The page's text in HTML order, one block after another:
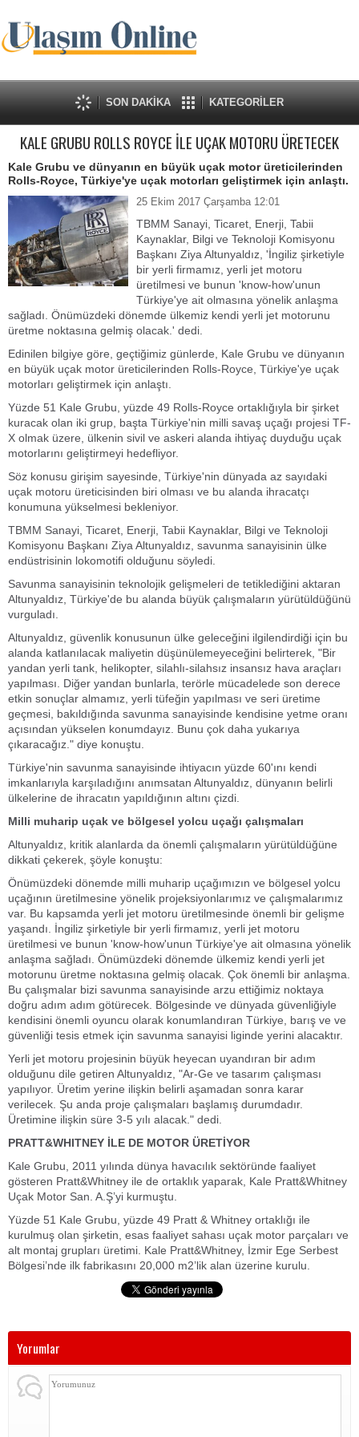
SON DAKİKA KATEGORİLER
KALE GRUBU ROLLS ROYCE İLE UÇAK MOTORU ÜRETECEK
Kale Grubu ve dünyanın en büyük uçak motor üreticilerinden
Rolls-Royce, Türkiye'ye uçak motorları geliştirmek için anlaştı.
25 Ekim 2017 Çarşamba 12:01
TBMM Sanayi, Ticaret, Enerji, Tabii
Kaynaklar, Bilgi ve Teknoloji Komisyonu
Başkanı Ziya Altunyaldız, 'İngiliz şirketiyle
bir yerli firmamız, yerli jet motoru
üretilmesi ve bunun 'know-how'unun
Türkiye'ye ait olmasına yönelik anlaşma
sağladı. Önümüzdeki dönemde ülkemiz kendi yerli jet motorunu
üretme noktasına gelmiş olacak.' dedi.
Edinilen bilgiye göre, geçtiğimiz günlerde, Kale Grubu ve dünyanın
en büyük uçak motor üreticilerinden Rolls-Royce, Türkiye'ye uçak
motorları geliştirmek için anlaştı.
Yüzde 51 Kale Grubu, yüzde 49 Rolls-Royce ortaklığıyla bir şirket
kuracak olan iki grup, başta Türkiye'nin milli savaş uçağı projesi TF-
X olmak üzere, ülkenin sivil ve askeri alanda ihtiyaç duyduğu uçak
motorlarını geliştirmeyi hedefliyor.
Söz konusu girişim sayesinde, Türkiye'nin dünyada az sayıdaki
uçak motoru üreticisinden biri olması ve bu alanda ihracatçı
konumuna yükselmesi bekleniyor.
TBMM Sanayi, Ticaret, Enerji, Tabii Kaynaklar, Bilgi ve Teknoloji
Komisyonu Başkanı Ziya Altunyaldız, savunma sanayisinin ülke
endüstrisinin lokomotifi olduğunu söyledi.
Savunma sanayisinin teknolojik gelişmeleri de tetiklediğini aktaran
Altunyaldız, Türkiye'de bu alanda büyük çalışmaların yürütüldüğünü
vurguladı.
Altunyaldız, güvenlik konusunun ülke geleceğini ilgilendirdiği için bu
alanda katlanılacak maliyetin düşünülemeyeceğini belirterek, "Bir
yandan yerli tank, helikopter, silahlı-silahsız insansız hava araçları
yapılması. Diğer yandan bunlarla, terörle mücadelede son derece
etkin sonuçlar almamız, yerli tüfeğin yapılması ve seri üretime
geçmesi, bakıldığında savunma sanayisinde kendisine yetme oranı
açısından yükselen konumdayız. Bunu çok daha yukarıya
çıkaracağız." diye konuştu.
Türkiye'nin savunma sanayisinde ihtiyacın yüzde 60'ını kendi
imkanlarıyla karşıladığını anımsatan Altunyaldız, dünyanın belirli
ülkelerine de ihracatın yapıldığının altını çizdi.
Milli muharip uçak ve bölgesel yolcu uçağı çalışmaları
Altunyaldız, kritik alanlarda da önemli çalışmaların yürütüldüğüne
dikkati çekerek, şöyle konuştu:
Önümüzdeki dönemde milli muharip uçağımızın ve bölgesel yolcu
uçağının üretilmesine yönelik projeksiyonlarımız ve çalışmalarımız
var. Bu kapsamda yerli jet motoru üretilmesinde önemli bir gelişme
yaşandı. İngiliz şirketiyle bir yerli firmamız, yerli jet motoru
üretilmesi ve bunun 'know-how'unun Türkiye'ye ait olmasına yönelik
anlaşma sağladı. Önümüzdeki dönemde ülkemiz kendi yerli jet
motorunu üretme noktasına gelmiş olacak. Çok önemli bir anlaşma.
Bu çalışmalar bizi savunma sanayisinde arzu ettiğimiz noktaya
doğru adım adım götürecek. Bölgesinde ve dünyada güvenliğiyle
kendisini önemli oyuncu olarak konumlandıran Türkiye, barış ve ve
güvenliği tesis etmek için savunma sanayisi liginde yerini alacaktır.
Yerli jet motoru projesinin büyük heyecan uyandıran bir adım
olduğunu dile getiren Altunyaldız, "Ar-Ge ve tasarım çalışması
yapılıyor. Üretim yerine ilişkin belirli aşamadan sonra karar
verilecek. Şu anda proje çalışmaları başlamış durumdadır.
Üretimine ilişkin süre 3-5 yılı alacak." dedi.
PRATT&WHITNEY İLE DE MOTOR ÜRETİYOR
Kale Grubu, 2011 yılında dünya havacılık sektöründe faaliyet
gösteren Pratt&Whitney ile de ortaklık yaparak, Kale Pratt&Whitney
Uçak Motor San. A.Ş’yi kurmuştu.
Yüzde 51 Kale Grubu, yüzde 49 Pratt & Whitney ortaklığı ile
kurulmuş olan şirketin, esas faaliyet sahası uçak motor parçaları ve
alt montaj grupları üretimi. Kale Pratt&Whitney, İzmir Ege Serbest
Bölgesi’nde ilk fabrikasını 20,000 m2’lik alan üzerine kurulu.
Yorumlar